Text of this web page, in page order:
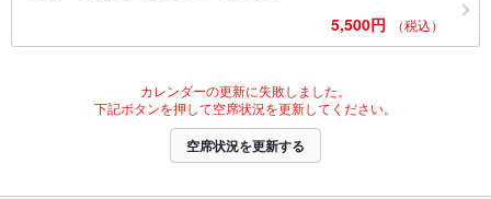
5,500円 （税込）
カレンダーの更新に失敗しました。
下記ボタンを押して空席状況を更新してください。
空席状況を更新する